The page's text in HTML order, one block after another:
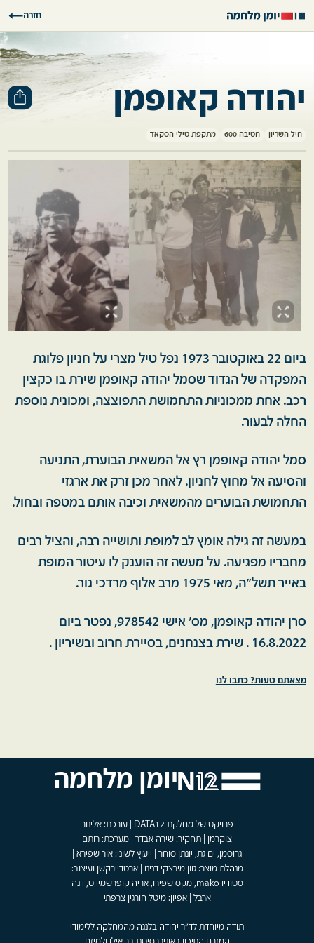
חזרה
יהודה קאופמן
חיל השריון חטיבה 600 מתקפת טילי הסקאד
ביום 22 באוקטובר 1973 נפל טיל מצרי על חניון פלוגת
המפקדה של הגדוד שסמל יהודה קאופמן שירת בו כקצין
רכב. אחת ממכוניות התחמושת התפוצצה, ומכונית נוספת
החלה לבעור.
סמל יהודה קאופמן רץ אל המשאית הבוערת, התניעה
והסיעה אל מחוץ לחניון. לאחר מכן זרק את ארגזי
התחמושת הבוערים מהמשאית וכיבה אותם במטפה ובחול.
במעשה זה גילה אומץ לב למופת ותושייה רבה, והציל רבים
מחבריו מפגיעה. על מעשה זה הוענק לו עיטור המופת
באייר תשל"ה, מאי 1975 מרב אלוף מרדכי גור.
סרן יהודה קאופמן, מס' אישי 978542, נפטר ביום
16.8.2022 . שירת בצנחנים, בסיירת חרוב ובשיריון .
מצאתם טעות? כתבו לנו
יומן מלחמה
פרויקט של מחלקת DATA12 | עורכת: אלינור
צוקרמן | תחקיר: שירה אבדר | מערכת: רותם
גרוסמן, ים גת, יונתן סוחר | ייעוץ לשוני: אור שפירא |
מנהלת מוצר: גוון מירצקי דנינו | ארטדיירקשן ועיצוב:
סטודיו mako, מקס שפירו, אריה קופרשמידט, דנה
ארבל | אפיון: מיטל חורגין צרפתי
תודה מיוחדת לד"ר יהודה בלנגה מהמחלקה ללימודי